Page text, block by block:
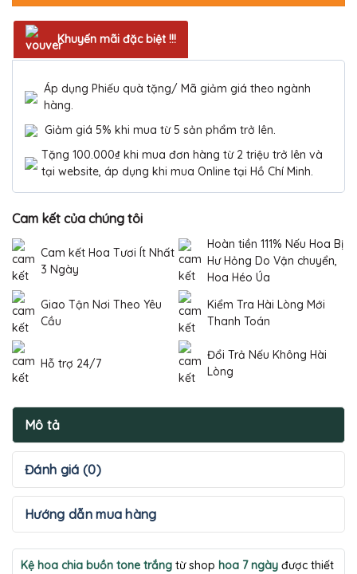
Khuyến mãi đặc biệt !!!
Áp dụng Phiếu quà tặng/ Mã giảm giá theo ngành
hàng.
Giảm giá 5% khi mua từ 5 sản phẩm trở lên.
Tặng 100.000₫ khi mua đơn hàng từ 2 triệu trở lên và
tại website, áp dụng khi mua Online tại Hồ Chí Minh.
Cam kết của chúng tôi
Cam kết Hoa Tươi Ít Nhất
3 Ngày
Hoàn tiền 111% Nếu Hoa Bị
Hư Hỏng Do Vận chuyển,
Hoa Héo Úa
Giao Tận Nơi Theo Yêu
Cầu
Kiểm Tra Hài Lòng Mới
Thanh Toán
Hỗ trợ 24/7
Đổi Trả Nếu Không Hài
Lòng
Mô tả
Đánh giá (0)
Hướng dẫn mua hàng
Kệ hoa chia buồn tone trắng từ shop hoa 7 ngày được thiết